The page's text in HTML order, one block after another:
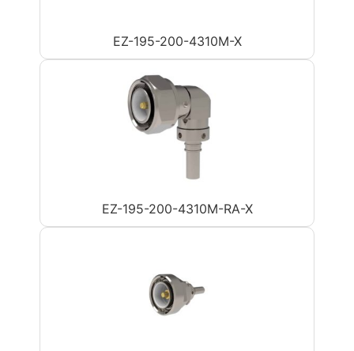
EZ-195-200-4310M-X
EZ-195-200-4310M-RA-X